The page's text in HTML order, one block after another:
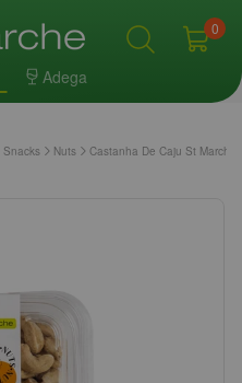
Adega
0
Snacks Nuts Castanha De Caju St Marche